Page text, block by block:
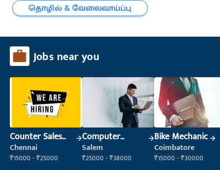
தொழில் & வேலைவாய்ப்பு
Jobs near you
Counter Sales
Executive (Retail
Sales)
Chennai
₹15000 - ₹25000
Computer
Operator
Salem
₹25000 - ₹38000
Bike Mechanic
Coimbatore
₹15000 - ₹30000